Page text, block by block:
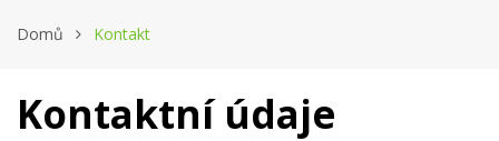
Domů Kontakt
Kontaktní údaje